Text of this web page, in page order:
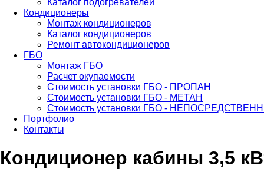
Каталог подогревателей
Кондиционеры
Монтаж кондиционеров
Каталог кондиционеров
Ремонт автокондиционеров
ГБО
Монтаж ГБО
Расчет окупаемости
Стоимость установки ГБО - ПРОПАН
Стоимость установки ГБО - МЕТАН
Стоимость установки ГБО -
Портфолио
Контакты
Кондиционер кабины 3,5